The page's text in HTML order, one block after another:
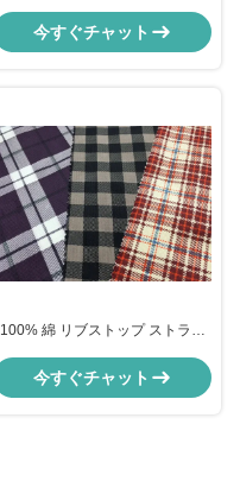
物
今すぐチャット
100% 綿 リブストップ ストライ
織物
今すぐチャット